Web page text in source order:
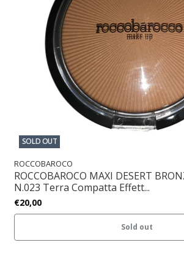
SOLD OUT
ROCCOBAROCO
ROCCOBAROCO MAXI DESERT
N.023 Terra Compatta Effett...
€20,00
Sold out